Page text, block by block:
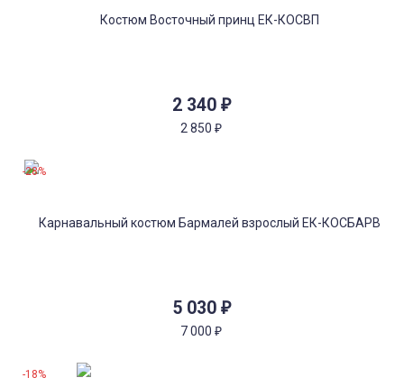
2 340 ₽
2 850 ₽
5 030 ₽
7 000 ₽
-28%
-18%